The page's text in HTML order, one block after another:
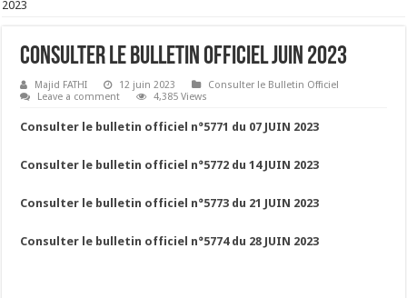
2023
Consulter le bulletin officiel JUIN 2023
Majid FATHI 12 juin 2023
Consulter le Bulletin Officiel
Leave a comment
4,385 Views
Consulter le bulletin officiel n°5771 du 07 JUIN 2023
Consulter le bulletin officiel n°5772 du 14 JUIN 2023
Consulter le bulletin officiel n°5773 du 21 JUIN 2023
Consulter le bulletin officiel n°5774 du 28 JUIN 2023